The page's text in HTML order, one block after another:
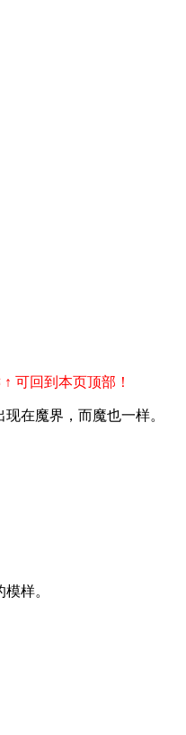
可回到本页顶部！
魔界，而魔也一样。
样。